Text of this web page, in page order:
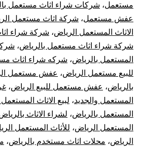
مستعمل، شركات شراء اثاث مستعمل
عفش مستعمل، شركة اثاث مستعمل
الاثاث المستعمل الرياض، شركة شراء
شركة شراء اثاث مستعمل بالرياض،
المستعمل بالرياض، شركه شراء اثاث
للبيع مستعمل الرياض، عفش مستعمل
بالرياض، عفش مستعمل للبيع الرياض،
المستعمل والجديد، لبيع الاثاث
المستعمل بالرياض، لشراء الاثاث
المستعمل الرياض، للأثاث المستعمل
الرياض، محلات اثاث مستخدم بالرياض،